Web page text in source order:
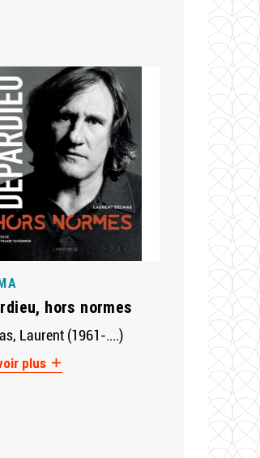
hors normes
Laurent (1961-....)
plus